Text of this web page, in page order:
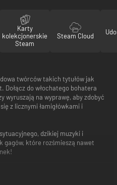
Karty
kolekcjonerskie
Steam
Steam Cloud
twórców takich tytułów jak
Dołącz do włochatego bohatera
wyruszają na wyprawę, aby zdobyć
z licznymi łamigłówkami i
dzikiej muzyki i
gagów, które rozśmieszą nawet